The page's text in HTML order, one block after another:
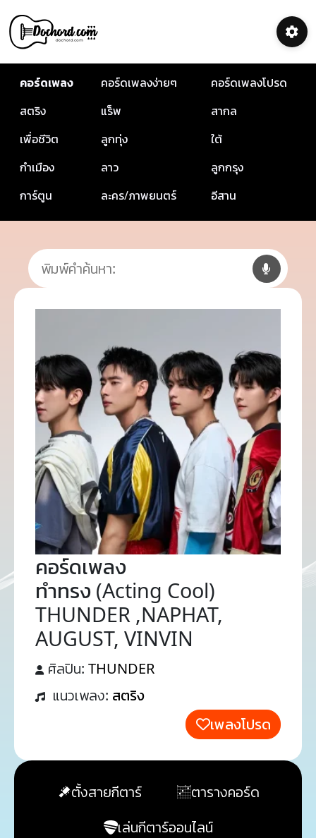
คอร์ดเพลง คอร์ดเพลงง่ายๆ
คอร์ดเพลงโปรด
สตริง
แร็พ
สากล
เพื่อชีวิต
ลูกทุ่ง
ใต้
กำเมือง
ลาว
ลูกกรุง
การ์ตูน
ละคร/ภาพยนตร์ อีสาน
คอร์ดเพลง
ทำทรง (Acting Cool)
THUNDER ,NAPHAT,
AUGUST, VINVIN
ศิลปิน: THUNDER
แนวเพลง: สตริง
เพลงโปรด
ตั้งสายกีตาร์
ตารางคอร์ด
เล่นกีตาร์ออนไลน์